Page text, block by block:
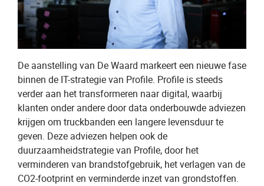
De aanstelling van De Waard markeert een nieuwe fase
binnen de IT-strategie van Profile. Profile is steeds
verder aan het transformeren naar digital, waarbij
klanten onder andere door data onderbouwde adviezen
krijgen om truckbanden een langere levensduur te
geven. Deze adviezen helpen ook de
duurzaamheidstrategie van Profile, door het
verminderen van brandstofgebruik, het verlagen van de
CO2-footprint en verminderde inzet van grondstoffen.